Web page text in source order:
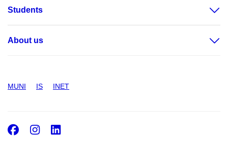
Students
About us
MUNI IS INET
Facebook
Instagram